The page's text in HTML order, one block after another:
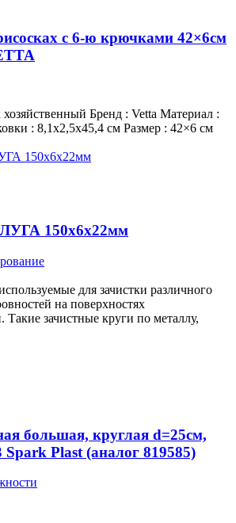
с 6-ю крючками 42×6см
Бренд : Vetta Материал :
: 8,1х2,5х45,4 см Размер : 42×6 см
ЛУГА 150х6х22мм
для зачистки различного
на поверхностях
Такие зачистные круги по металлу,
большая, круглая d=25см,
Spark Plast (аналог 819585)